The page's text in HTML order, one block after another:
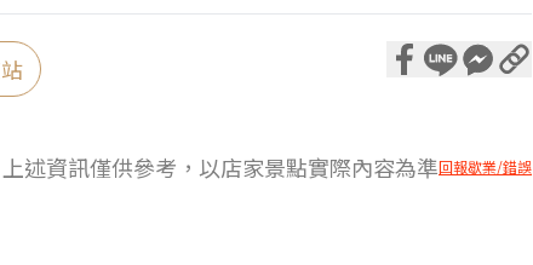
上述資訊僅供參考，以店家景點實際內容為準回報歇業/錯誤